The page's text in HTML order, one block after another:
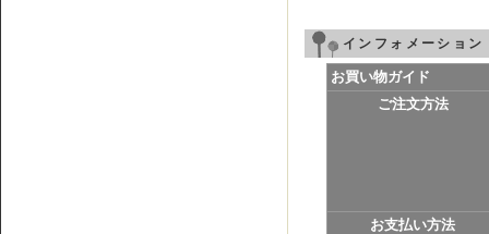
インフォメーション
お買い物ガイド
ご注文方法
お支払い方法